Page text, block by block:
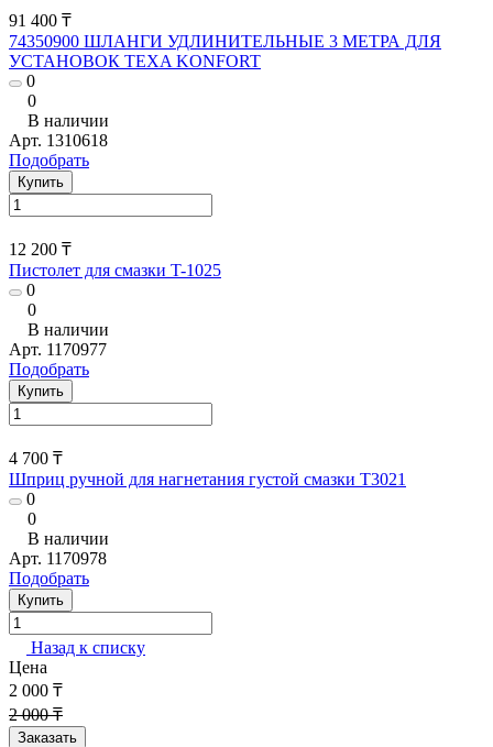
91 400 ₸
74350900 ШЛАНГИ УДЛИНИТЕЛЬНЫЕ 3 МЕТРА ДЛЯ
УСТАНОВОК TEXA KONFORT
0
0
В наличии
Арт. 1310618
Подобрать
Купить
12 200 ₸
Пистолет для смазки T-1025
0
0
В наличии
Арт. 1170977
Подобрать
Купить
4 700 ₸
Шприц ручной для нагнетания густой смазки T3021
0
0
В наличии
Арт. 1170978
Подобрать
Купить
Назад к списку
Цена
2 000 ₸
2 000 ₸
Заказать